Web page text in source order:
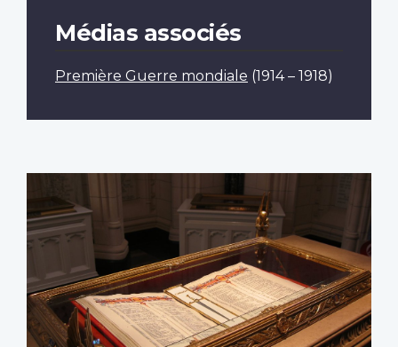
Médias associés
Première Guerre mondiale (1914 – 1918)